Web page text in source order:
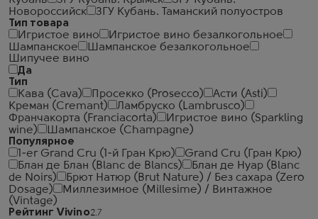
Новороссийск
ЗГУ Кубань. Таманский полуостров
Тип товара
Игристое вино
Игристое вино безалкогольное
Шампанское
Шампанское безалкогольное
Шипучее вино
Да
Тип
Кава (Cava)
Просекко (Prosecco)
Асти (Asti)
Креман (Cremant)
Ламбруско (Lambrusco)
Франчакорта (Franciacorta)
Игристое вино (Sparkling
wine)
Шампанское (Champagne)
Популярное
1-er Grand Cru (1-й Гран Крю)
Grand Cru (Гран Крю)
Блан де Блан (Blanc de Blancs)
Блан де Нуар (Blanc
de Noirs)
Брют Натюр (Brut Nature) / Без сахара (Zero
Dosage)
Миллезимное (Millesime) / Винтажное
(Vintage)
Рейтинг Vivino